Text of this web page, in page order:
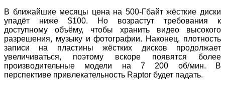
В ближайшие месяцы цена на 500-Гбайт жёсткие диски
упадёт ниже $100. Но возрастут требования к
доступному объёму, чтобы хранить видео высокого
разрешения, музыку и фотографии. Наконец, плотность
записи на пластины жёстких дисков продолжает
увеличиваться, поэтому вскоре появятся более
производительные модели на 7 200 об/мин. В
перспективе привлекательность Raptor будет падать.